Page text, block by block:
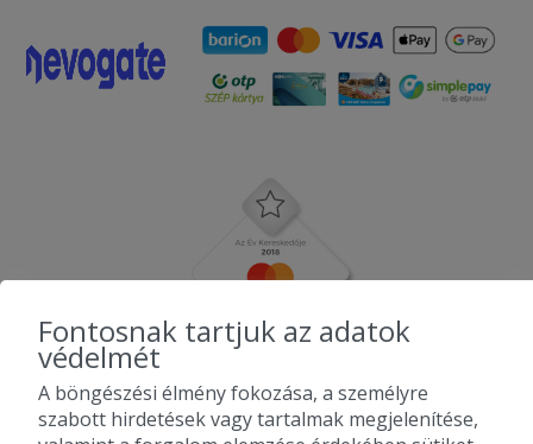
Fontosnak tartjuk az adatok
védelmét
A böngészési élmény fokozása, a személyre
szabott hirdetések vagy tartalmak megjelenítése,